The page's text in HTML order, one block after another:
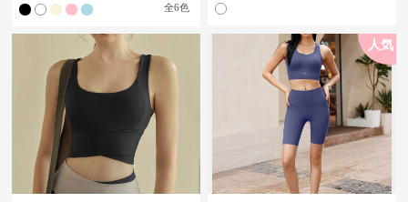
全6色
人気